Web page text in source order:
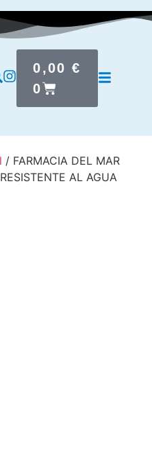
0,00€
0
/ FARMACIA DEL MAR
AL AGUA